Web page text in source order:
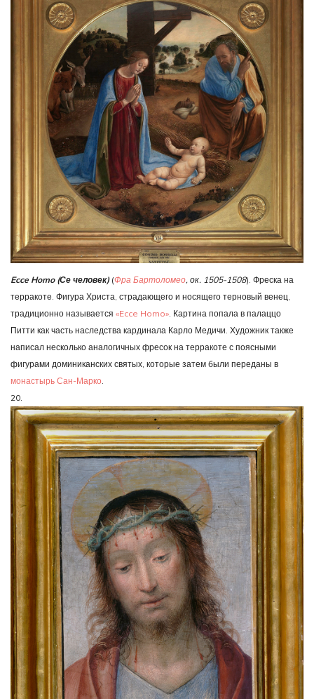
Ecce Homo (Се человек)(Фра Бартоломео, ок. 1505-1508). Фреска на
терракоте. Фигура Христа, страдающего и носящего терновый венец,
традиционно называется «Ecce Homo» . Картина попала в палаццо
Питти как часть наследства кардинала Карло Медичи. Художник также
написал несколько аналогичных фресок на терракоте с поясными
фигурами доминиканских святых, которые затем были переданы в
монастырь Сан-Марко
20.